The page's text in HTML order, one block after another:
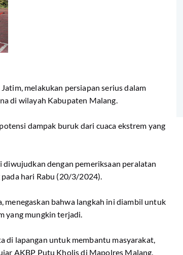
melakukan persiapan serius dalam
di wilayah Kabupaten Malang.
dampak buruk dari cuaca ekstrem yang
diwujudkan dengan pemeriksaan peralatan
hari Rabu (20/3/2024).
menegaskan bahwa langkah ini diambil untuk
yang mungkin terjadi.
di lapangan untuk membantu masyarakat,
AKBP Putu Kholis di Mapolres Malang,